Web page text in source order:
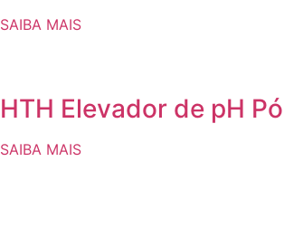
SAIBA MAIS
HTH Elevador de pH Pó
SAIBA MAIS